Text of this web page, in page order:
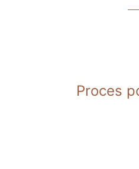
Proces